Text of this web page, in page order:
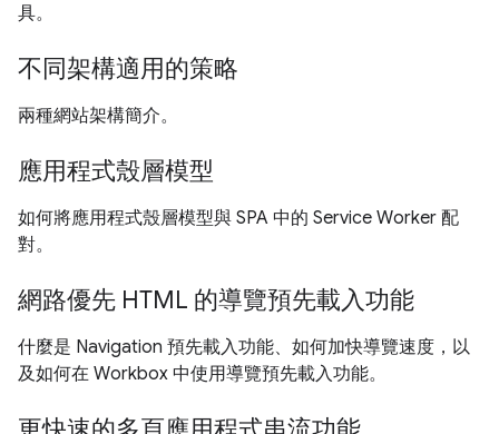
具。
不同架構適用的策略
兩種網站架構簡介。
應用程式殼層模型
如何將應用程式殼層模型與 SPA 中的 Service Worker 配
對。
網路優先 HTML 的導覽預先載入功能
什麼是 Navigation 預先載入功能、如何加快導覽速度，以
及如何在 Workbox 中使用導覽預先載入功能。